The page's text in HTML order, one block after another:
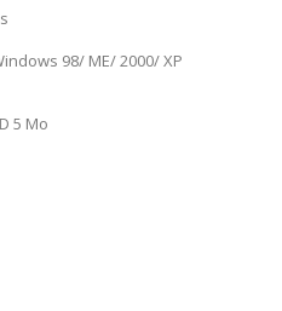
98/ ME/ 2000/ XP
5 Mo